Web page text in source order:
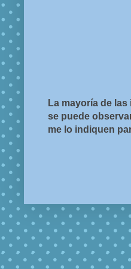
La mayoría de
se puede
me lo indiquen